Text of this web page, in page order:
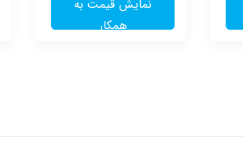
نمایش قیمت به
همکار